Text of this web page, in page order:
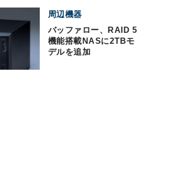
周辺機器
バッファロー、RAID 5
機能搭載NASに2TBモ
デルを追加